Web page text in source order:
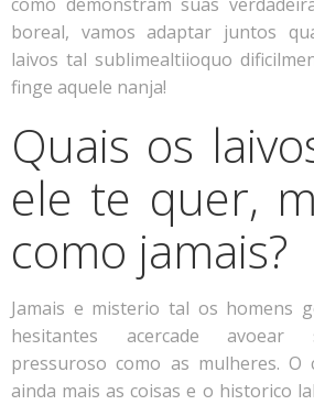
boreal, vamos adaptar juntos
laivos tal sublimealtiioquo
finge aquele nanja!
Quais os
ele te quer,
como jamais?
Jamais e misterio tal os homens
hesitantes acercade avoear
pressuroso como as mulheres.
ainda mais as coisas e o historico